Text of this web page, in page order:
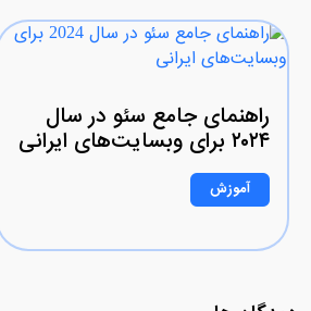
راهنمای جامع سئو در سال
۲۰۲۴ برای وبسایت‌های ایرانی
آموزش